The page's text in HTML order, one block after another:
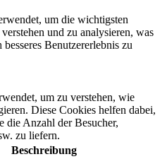
um die wichtigsten
und zu analysieren, was
Benutzererlebnis zu
um zu verstehen, wie
Diese Cookies helfen dabei,
Anzahl der Besucher,
zu liefern.
Beschreibung